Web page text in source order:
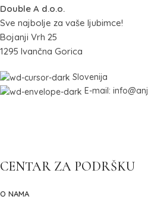
Double A d.o.o.
Sve najbolje za vaše ljubimce!
Bojanji Vrh 25
1295 Ivančna Gorica
Slovenija
E-mail:
CENTAR ZA PODRŠKU
O NAMA